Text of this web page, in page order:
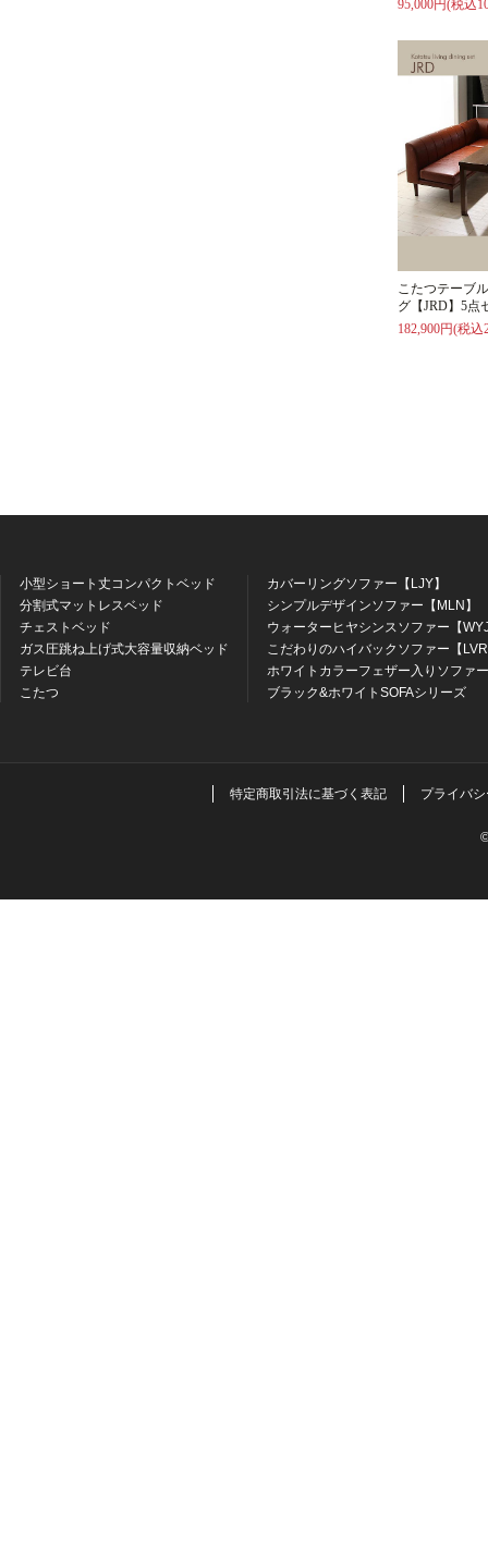
95,000円(税込
こたつテーブ
グ【JRD】5点
182,900円(税込
小型ショート丈コンパクトベッド
分割式マットレスベッド
チェストベッド
ガス圧跳ね上げ式大容量収納ベッド
テレビ台
こたつ
カバーリングソファー【LJY】
シンプルデザインソファー【MLN】
ウォーターヒヤシンスソファー【
こだわりのハイバックソファー【
ホワイトカラーフェザー入りソファ
ブラック&ホワイトSOFAシリーズ
特定商取引法に基づく表記 プライバ